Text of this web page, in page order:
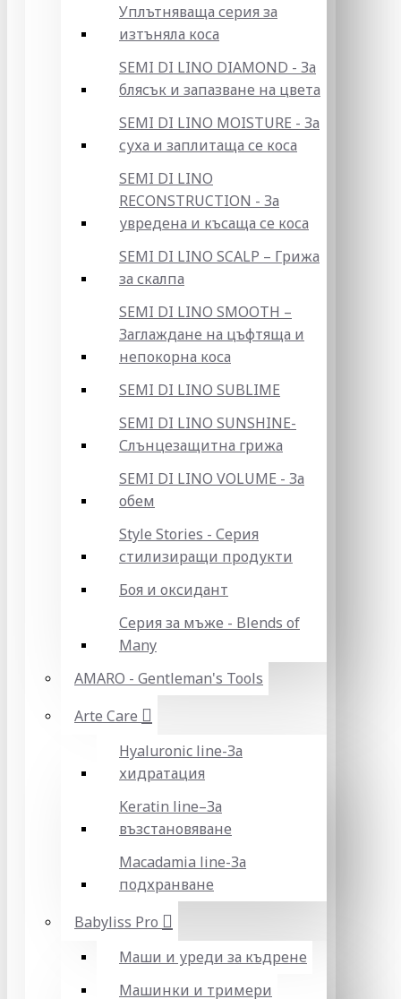
Уплътняваща серия за
изтъняла коса
SEMI DI LINO DIAMOND - За
блясък и запазване на цвета
SEMI DI LINO MOISTURE - За
суха и заплитаща се коса
SEMI DI LINO
RECONSTRUCTION - За
увредена и късаща се коса
SEMI DI LINO SCALP – Грижа
за скалпа
SEMI DI LINO SMOOTH –
Заглаждане на цъфтяща и
непокорна коса
SEMI DI LINO SUBLIME
SEMI DI LINO SUNSHINE-
Слънцезащитна грижа
SEMI DI LINO VOLUME - За
обем
Style Stories - Серия
стилизиращи продукти
Боя и оксидант
Серия за мъже - Blends of
Many
AMARO - Gentleman's Tools
Arte Care
Hyaluronic line-За
хидратация
Keratin line–За
възстановяване
Macadamia line-За
подхранване
Babyliss Pro
Маши и уреди за къдрене
Машинки и тримери